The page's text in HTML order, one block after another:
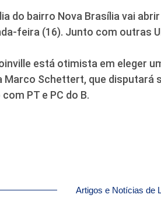
do bairro Nova Brasília vai
feira (16). Junto com outras
está otimista em eleger
Schettert, que disputará
PT e PC do B.
Artigos e Notícias de